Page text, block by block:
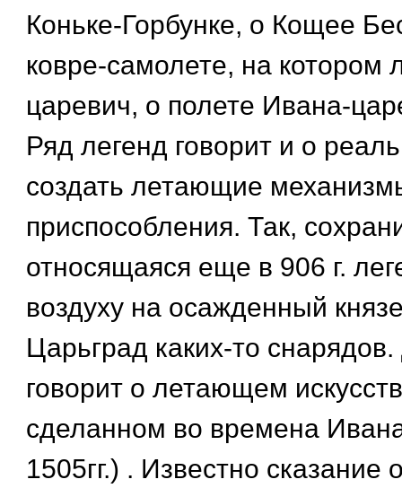
Коньке-Горбунке, о Кощее
ковре-самолете, на котором
царевич, о полете Ивана-
Ряд легенд говорит и о
создать летающие
приспособления. Так,
относящаяся еще в 906 г.
воздуху на осажденный
Царьград каких-то
говорит о летающем
сделанном во времена
1505гг.) . Известно сказание